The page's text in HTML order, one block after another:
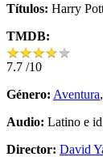
Títulos: Harry
TMDB:
★★★★★
★★★★★
7.7 /10
Género: Aventura,
Audio: Latino e
Director: David